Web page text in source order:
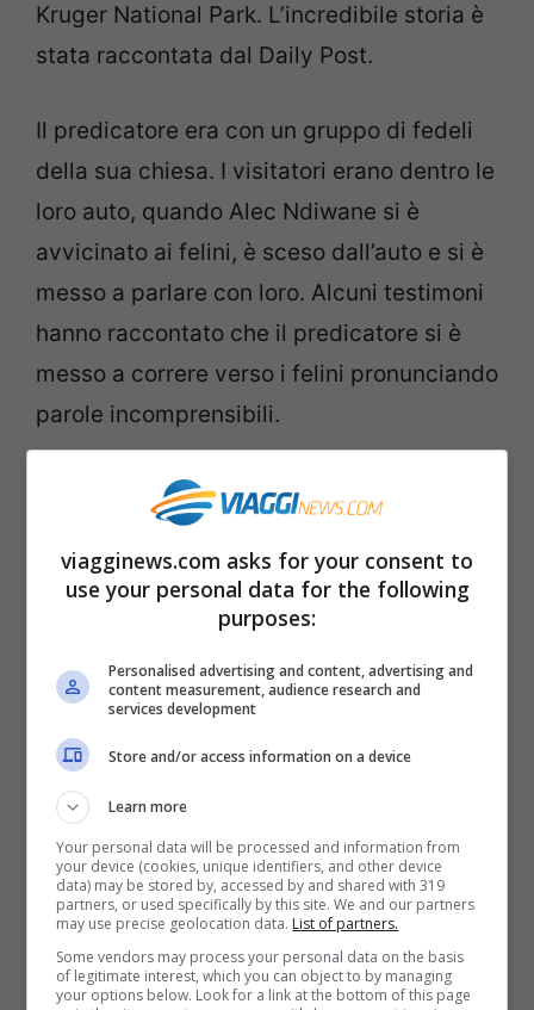
Kruger National Park. L’incredibile storia è
stata raccontata dal Daily Post.
Il predicatore era con un gruppo di fedeli
della sua chiesa. I visitatori erano dentro le
loro auto, quando Alec Ndiwane si è
avvicinato ai felini, è sceso dall’auto e si è
messo a parlare con loro. Alcuni testimoni
hanno raccontato che il predicatore si è
messo a correre verso i felini pronunciando
parole incomprensibili.
Alec Ndiwane ha scelto di rivolgersi ai
leoni mentre questi erano intenti a
mangiare un impala. Forse non proprio il
momento adatto. Quando gli animali si
hanno reagito come era prevedibile: si
sono lanciati all’attacco. L’uomo resosi
subito conto di quello che stava
accadendo ha provato a tornare
immediatamente verso l’auto. Durante la
fuga, però, non è riuscito ad evitare
l’attacco di un leone, che lo ha morso al
deretano. Il predicatore è stato molto
viagginews.com asks for your consent to
use your personal data for the following
purposes:
Personalised advertising and content, advertising and
content measurement, audience research and
services development
Store and/or access information on a device
Learn more
Your personal data will be processed and information from
your device (cookies, unique identifiers, and other device
data) may be stored by, accessed by and shared with 319
partners, or used specifically by this site. We and our partners
may use precise geolocation data. List of partners.
Some vendors may process your personal data on the basis
of legitimate interest, which you can object to by managing
your options below. Look for a link at the bottom of this page